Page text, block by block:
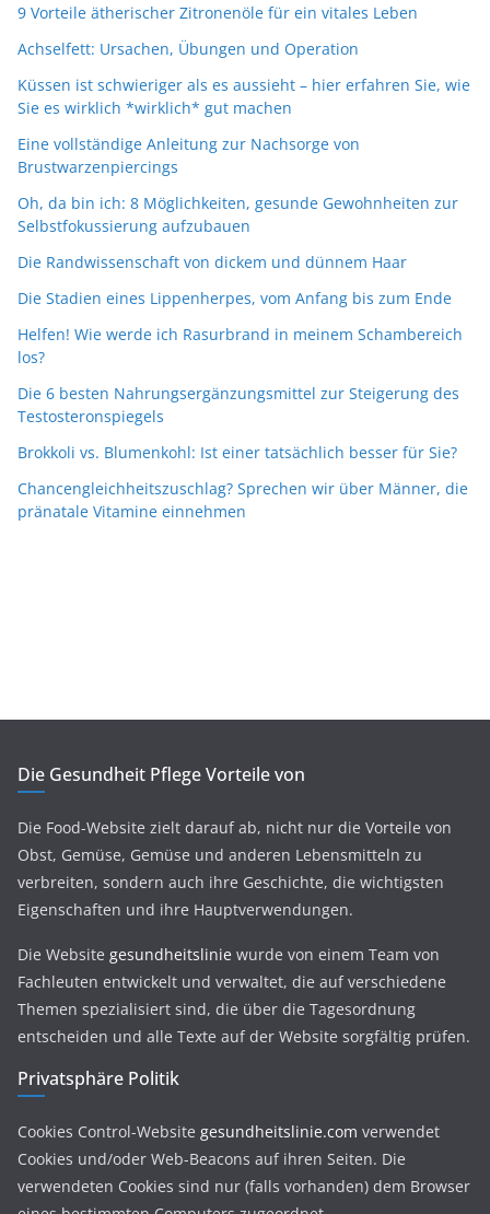
9 Vorteile ätherischer Zitronenöle für ein vitales Leben
Achselfett: Ursachen, Übungen und Operation
Küssen ist schwieriger als es aussieht – hier erfahren Sie, wie
Sie es wirklich *wirklich* gut machen
Eine vollständige Anleitung zur Nachsorge von
Brustwarzenpiercings
Oh, da bin ich: 8 Möglichkeiten, gesunde Gewohnheiten zur
Selbstfokussierung aufzubauen
Die Randwissenschaft von dickem und dünnem Haar
Die Stadien eines Lippenherpes, vom Anfang bis zum Ende
Helfen! Wie werde ich Rasurbrand in meinem Schambereich
los?
Die 6 besten Nahrungsergänzungsmittel zur Steigerung des
Testosteronspiegels
Brokkoli vs. Blumenkohl: Ist einer tatsächlich besser für Sie?
Chancengleichheitszuschlag? Sprechen wir über Männer, die
pränatale Vitamine einnehmen
Die Gesundheit Pflege Vorteile von
Die Food-Website zielt darauf ab, nicht nur die Vorteile von
Obst, Gemüse, Gemüse und anderen Lebensmitteln zu
verbreiten, sondern auch ihre Geschichte, die wichtigsten
Eigenschaften und ihre Hauptverwendungen.
Die Website gesundheitslinie wurde von einem Team von
Fachleuten entwickelt und verwaltet, die auf verschiedene
Themen spezialisiert sind, die über die Tagesordnung
entscheiden und alle Texte auf der Website sorgfältig prüfen.
Privatsphäre Politik
Cookies Control-Website gesundheitslinie.com verwendet
Cookies und/oder Web-Beacons auf ihren Seiten. Die
verwendeten Cookies sind nur (falls vorhanden) dem Browser